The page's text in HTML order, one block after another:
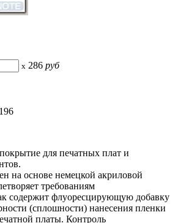
x 286 руб
для печатных плат и
на основе немецкой акриловой
требованиям
содержит флуоресцирующую добавку
(сплошности) нанесения пленки
платы. Контроль